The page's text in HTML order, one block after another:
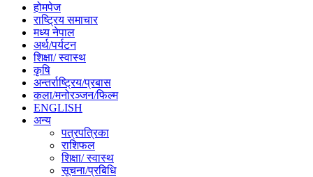
होमपेज
राष्ट्रिय समाचार
मध्य नेपाल
अर्थ/पर्यटन
शिक्षा/ स्वास्थ
कृषि
अन्तर्राष्ट्रिय/प्रबास
कला/मनोरञ्जन/फिल्म
ENGLISH
अन्य
पत्रपत्रिका
राशिफल
शिक्षा/ स्वास्थ
सूचना/प्रबिधि